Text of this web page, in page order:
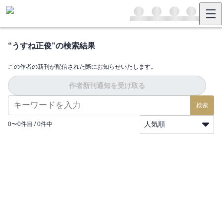
“うすね正俊”の検索結果
この作者の新刊が配信された際にお知らせいたします。
作者新刊通知を受け取る
検索
0〜0件目 / 0件中 人気順